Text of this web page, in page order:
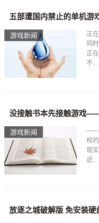
游戏新闻
正
同
正
不
游戏新闻
——
校
现
近
放逐之城破解版 免安装